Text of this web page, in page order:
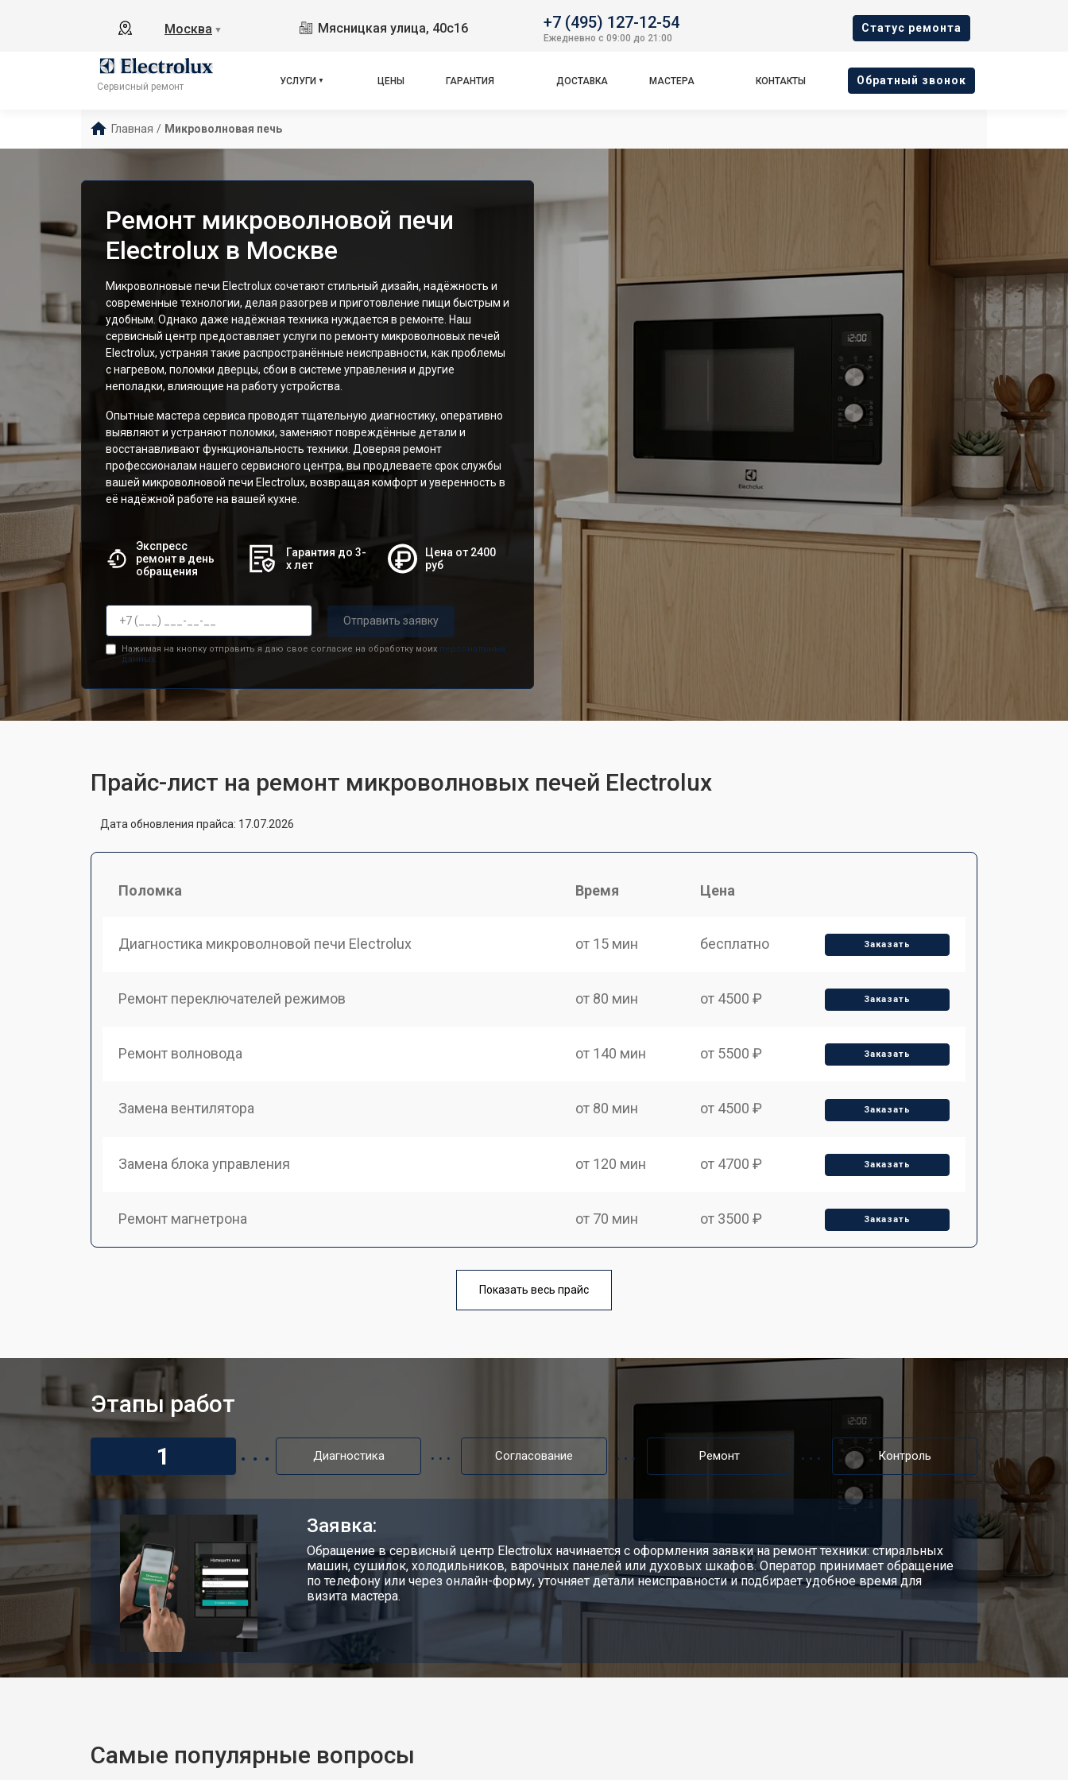
Москва ▼ Мясницкая улица, 40с16 +7 (495) 127-12-54
Ежедневно с 09:00 до 21:00
Cтатус ремонта
Сервисный ремонт
УСЛУГИ ЦЕНЫ ГАРАНТИЯ ДОСТАВКА МАСТЕРА КОНТАКТЫ Oбратный звонок
Главная / Микроволновая печь
Ремонт микроволновой печи
Electrolux в Москве
Микроволновые печи Electrolux сочетают стильный дизайн, надёжность и
современные технологии, делая разогрев и приготовление пищи быстрым и
удобным. Однако даже надёжная техника нуждается в ремонте. Наш
сервисный центр предоставляет услуги по ремонту микроволновых печей
Electrolux, устраняя такие распространённые неисправности, как проблемы
с нагревом, поломки дверцы, сбои в системе управления и другие
неполадки, влияющие на работу устройства.
Опытные мастера сервиса проводят тщательную диагностику, оперативно
выявляют и устраняют поломки, заменяют повреждённые детали и
восстанавливают функциональность техники. Доверяя ремонт
профессионалам нашего сервисного центра, вы продлеваете срок службы
вашей микроволновой печи Electrolux, возвращая комфорт и уверенность в
её надёжной работе на вашей кухне.
Экспресс
ремонт в день
обращения
Гарантия до 3-
х лет
Цена от 2400
руб
Отправить заявку
Нажимая на кнопку отправить я даю свое согласие на обработку моих персональных
данных.
Прайс-лист на ремонт микроволновых печей Electrolux
Дата обновления прайса: 17.07.2026
Поломка Время Цена
Диагностика микроволновой печи Electrolux от 15 мин бесплатно Заказать
Ремонт переключателей режимов от 80 мин от 4500 ₽ Заказать
Ремонт волновода от 140 мин от 5500 ₽ Заказать
Замена вентилятора от 80 мин от 4500 ₽ Заказать
Замена блока управления от 120 мин от 4700 ₽ Заказать
Ремонт магнетрона от 70 мин от 3500 ₽ Заказать
от 100 мин
Замена силового трансформатора
Замена ТЭН микроволновой печи Electrolux от 60 мин от 3000 ₽ Заказать
Замена таймера микроволновой печи Electrolux Заказать
Замена конденсатора от 70 мин от 3500 ₽ Заказать
Ремонт платы управления (восстановление) от 120 мин
Показать весь прайс
Этапы работ
1
Диагностика Согласование Ремонт Контроль
Заявка:
Обращение в сервисный центр Electrolux начинается с оформления заявки на ремонт техники: стиральных
машин, сушилок, холодильников, варочных панелей или духовых шкафов. Оператор принимает обращение
по телефону или через онлайн-форму, уточняет детали неисправности и подбирает удобное время для
визита мастера.
Самые популярные вопросы